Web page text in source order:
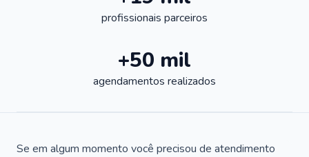
profissionais parceiros
+50 mil
agendamentos realizados
Se em algum momento você precisou de atendimento